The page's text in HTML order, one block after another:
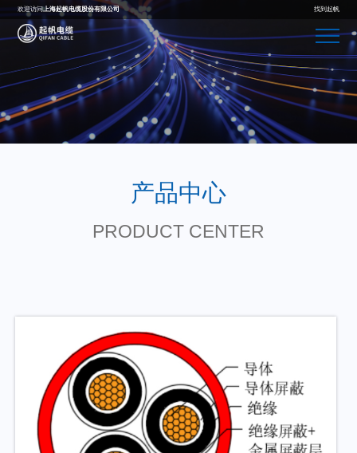
欢迎访问上海起帆电缆股份有限公司 找到起帆
产品中心
PRODUCT CENTER